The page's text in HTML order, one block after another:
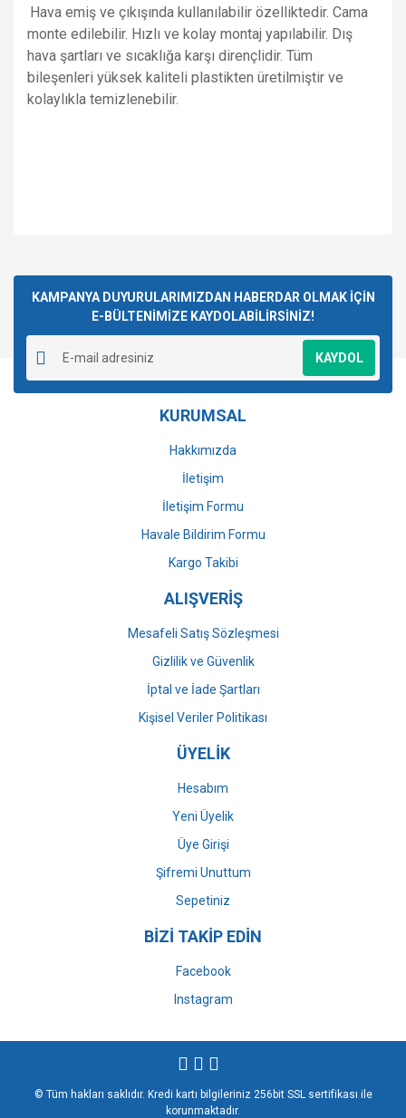
Hava emiş ve çıkışında kullanılabilir özelliktedir. Cama
monte edilebilir. Hızlı ve kolay montaj yapılabilir. Dış
hava şartları ve sıcaklığa karşı dirençlidir. Tüm
bileşenleri yüksek kaliteli plastikten üretilmiştir ve
kolaylıkla temizlenebilir.
Yorum Yaz
kullanarak tarafımıza iletebilirsiniz.
Görüş ve önerileriniz için teşekkür ederiz.
Ürün resmi kalitesiz, bozuk veya görüntülenemiyor.
Ürün açıklamasında eksik bilgiler bulunuyor.
Ürün bilgilerinde hatalar bulunuyor.
Ürün fiyatı diğer sitelerden daha pahalı.
Gönder
KAMPANYA DUYURULARIMIZDAN HABERDAR OLMAK İÇİN
E-BÜLTENİMİZE KAYDOLABİLİRSİNİZ!
KAYDOL
KURUMSAL
Hakkımızda
İletişim
İletişim Formu
Havale Bildirim Formu
Kargo Takibi
ALIŞVERİŞ
Mesafeli Satış Sözleşmesi
Gizlilik ve Güvenlik
İptal ve İade Şartları
Kişisel Veriler Politikası
ÜYELİK
Hesabım
Yeni Üyelik
Üye Girişi
Şifremi Unuttum
Sepetiniz
BİZİ TAKİP EDİN
Facebook
Instagram
© Tüm hakları saklıdır. Kredi kartı bilgileriniz 256bit SSL sertifikası ile
korunmaktadır.